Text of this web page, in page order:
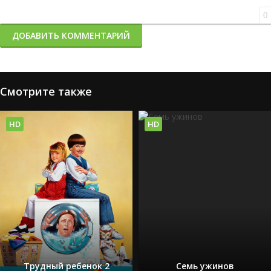
0
ДОБАВИТЬ КОММЕНТАРИЙ
Смотрите также
Трудный ребенок 2
HD
Семь ужинов
HD